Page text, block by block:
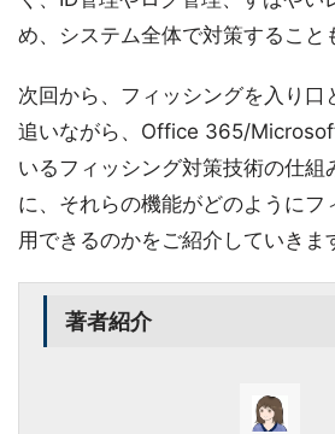
め、システム全体で対策すること
次回から、フィッシングを入り口
追いながら、Office 365/
いるフィッシング対策技術の仕組
に、それらの機能がどのようにフ
用できるのかをご紹介していきま
著者紹介